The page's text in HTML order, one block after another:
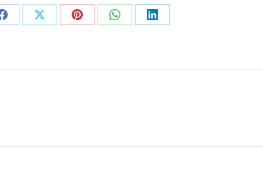
PartagerPartagerPartagerPartagerPartager